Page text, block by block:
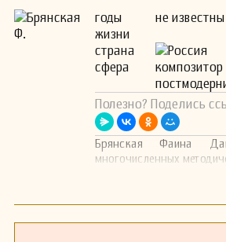
годы
жизни
не известны
страна
Россия
сфера
композитор
Полезно? Поделись
Брянская Фаина
многочисленных